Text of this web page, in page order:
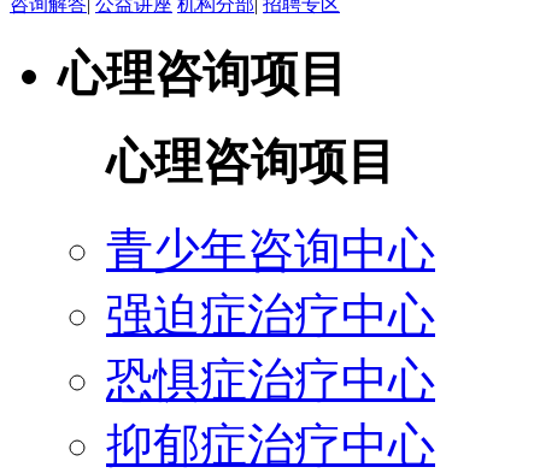
心理咨询项目
心理咨询项目
青少年咨询中心
强迫症治疗中心
恐惧症治疗中心
抑郁症治疗中心